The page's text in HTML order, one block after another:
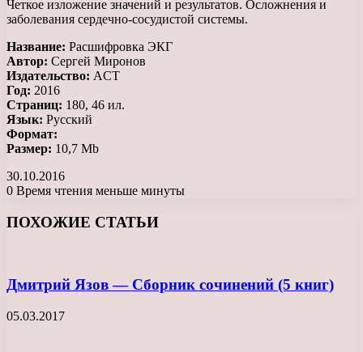
Четкое изложение значений и результатов. Осложнения и
заболевания сердечно-сосудистой системы.
Название: Расшифровка ЭКГ
Автор: Сергей Миронов
Издательство: ACT
Год: 2016
Страниц: 180, 46 ил.
Язык: Русский
Формат:
Размер: 10,7 Mb
30.10.2016
0 Время чтения меньше минуты
ПОХОЖИЕ СТАТЬИ
Дмитрий Язов — Сборник сочинений (5 книг)
05.03.2017